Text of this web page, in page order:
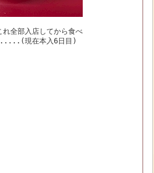
れ全部入店してから食べ
現在本入6日目)